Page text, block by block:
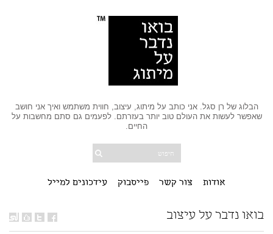
הבלוג של רן סגל. אני כותב על מיתוג, עיצוב, חווית משתמש ואיך אני חושב
שאפשר לעשות את העולם טוב יותר בעזרתם. לפעמים גם סתם מחשבות על
החיים.
אודות צור קשר פייסבוק עידכונים למייל
בואו נדבר על עיצוב